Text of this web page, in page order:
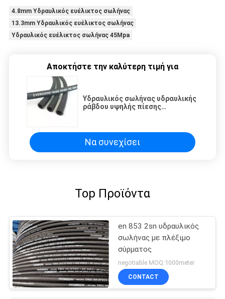
4.8mm Υδραυλικός ευέλικτος σωλήνας
13.3mm Υδραυλικός ευέλικτος σωλήνας
Υδραυλικός ευέλικτος σωλήνας 45Mpa
Αποκτήστε την καλύτερη τιμή για
Υδραυλικός σωλήνας υδραυλικής
ράβδου υψηλής πίεσης
Να συνεχίσει
Top Προϊόντα
en 853 2sn υδραυλικός
σωλήνας με πλέξιμο
σύρματος
negotiable MOQ:1000meter
CONTACT